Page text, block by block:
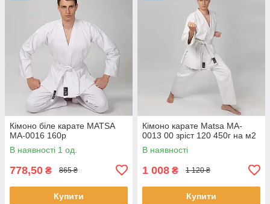
Кімоно біле карате MATSA
MA-0016 160p
В наявності 1 од.
778,50 ₴ 865 ₴
Купити
Кімоно карате Matsa MA-
0013 00 зріст 120 450г на м2
В наявності
1 008 ₴ 1 120 ₴
Купити